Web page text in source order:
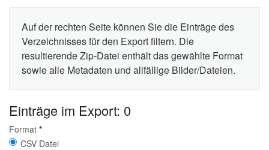
Auf der rechten Seite können Sie die Einträge des
Verzeichnisses für den Export filtern. Die
resultierende Zip-Datei enthält das gewählte Format
sowie alle Metadaten und allfällige Bilder/Dateien.
Einträge im Export: 0
Format *
CSV Datei